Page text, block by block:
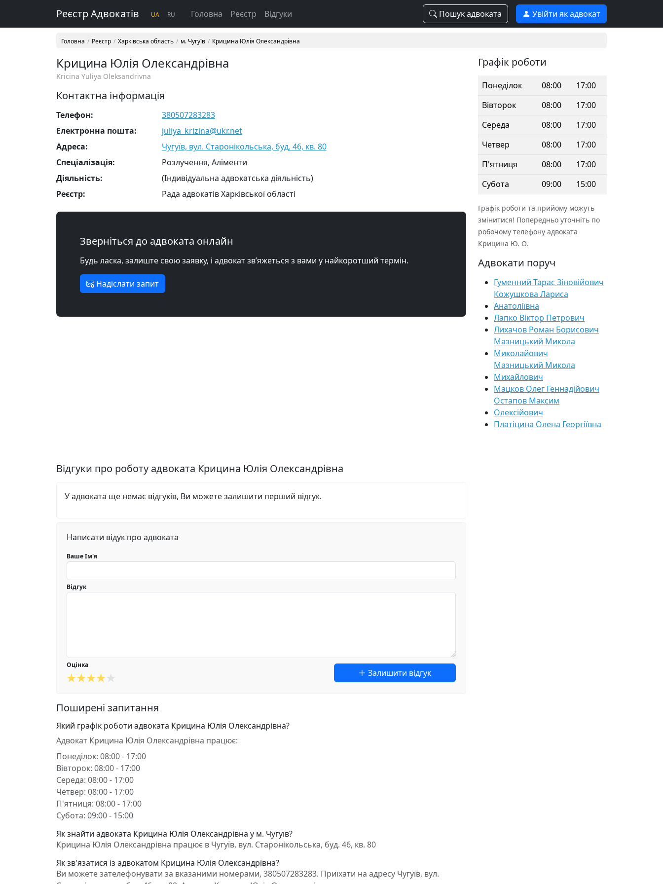
Реєстр Адвокатів UA RU Головна Реєстр Відгуки Пошук адвоката Увійти як адвокат
Головна Реєстр Харківська область м. Чугуїв Крицина Юлія Олександрівна
Крицина Юлія Олександрівна
Kricina Yuliya Oleksandrivna
Контактна інформація
Телефон:
380507283283
Електронна пошта:
juliya_krizina@ukr.net
Адреса:
Чугуїв, вул. Старонікольська, буд. 46, кв. 80
Cпеціалізація:
Розлучення, Аліменти
Діяльність:
(Індивідуальна адвокатська діяльність)
Реєстр:
Рада адвокатів Харківської області
Зверніться до адвоката онлайн
Будь ласка, залиште свою заявку, і адвокат зв’яжеться з вами у найкоротший термін.
Надіслати запит
Відгуки про роботу адвоката Крицина Юлія Олександрівна
У адвоката ще немає відгуків, Ви можете залишити перший відгук.
Написати відук про адвоката
Ваше Ім'я
Відгук
Оцінка
Залишити відгук
Поширені запитання
Який графік роботи адвоката Крицина Юлія Олександрівна?
Адвокат Крицина Юлія Олександрівна працює:
Понеділок: 08:00 - 17:00
Вівторок: 08:00 - 17:00
Середа: 08:00 - 17:00
Четвер: 08:00 - 17:00
П'ятниця: 08:00 - 17:00
Субота: 09:00 - 15:00
Як знайти адвоката Крицина Юлія Олександрівна у м. Чугуїв?
Крицина Юлія Олександрівна працює в Чугуїв, вул. Старонікольська, буд. 46, кв. 80
Як зв'язатися із адвокатом Крицина Юлія Олександрівна?
Ви можете зателефонувати за вказаними номерами, 380507283283. Приїхати на адресу Чугуїв, вул.
Графік роботи
Понеділок 08:00
17:00
Вівторок
08:00
17:00
Середа
08:00
17:00
Четвер
08:00
17:00
П'ятниця
08:00
17:00
Субота
09:00 15:00
Графік роботи та прийому можуть
змінитися! Попередньо уточніть по
робочому телефону адвоката
Крицина Ю. О.
Адвокати поруч
Гуменний Тарас Зіновійович
Кожушкова Лариса
Анатоліївна
Лапко Віктор Петрович
Лихачов Роман Борисович
Мазницький Микола
Миколайович
Мазницький Микола
Михайлович
Мацков Олег Геннадійович
Остапов Максим
Олексійович
Платіцина Олена Георгіївна